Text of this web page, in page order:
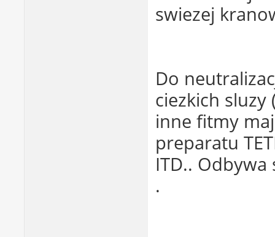
swiezej
Do
ciezkich sluzy
inne fitmy
preparatu
ITD..
.